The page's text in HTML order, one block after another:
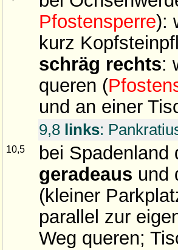
Pfostensperre):
kurz
schräg rechts:
queren (
und an einer
9,8 links:
10,5
bei Spadenland
geradeaus und
(kleiner
parallel zur
Weg queren;